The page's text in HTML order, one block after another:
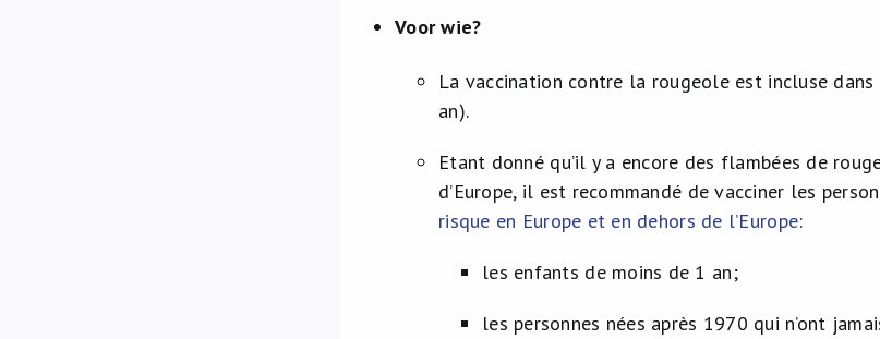
Voor wie?
La vaccination contre la rougeole est incluse
an).
Etant donné qu’il y a encore des flambées de
d’Europe, il est recommandé de vacciner les
risque en Europe et en dehors de l’Europe:
les enfants de moins de 1 an;
les personnes nées après 1970 qui n’ont